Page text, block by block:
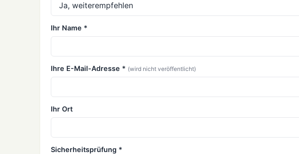
Ihr Name *
Ihre E-Mail-Adresse * (wird nicht veröffentlicht)
Ihr Ort
Sicherheitsprüfung *